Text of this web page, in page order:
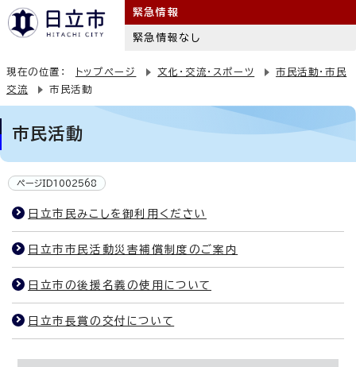
緊急情報
緊急情報なし
現在の位置： トップページ 文化・交流・スポーツ
市民活動・市民
交流
市民活動
市民活動
ページID1002568
日立市民みこしを御利用ください
日立市市民活動災害補償制度のご案内
日立市の後援名義の使用について
日立市長賞の交付について